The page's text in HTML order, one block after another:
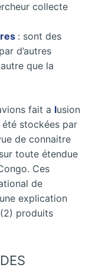
collecte
: sont des
d’autres
que la
fait a lusion
été stockées par
de connaitre
toute étendue
Ces
de
explication
produits